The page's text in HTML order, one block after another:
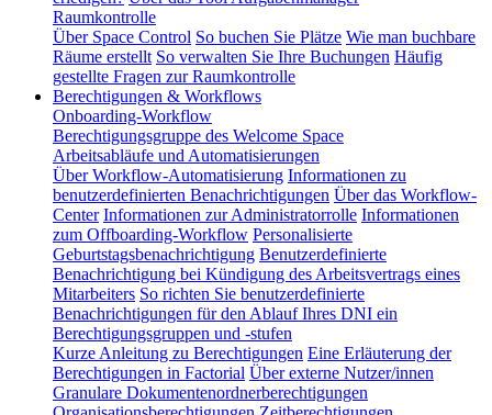
Raumkontrolle
Über Space Control So buchen Sie Plätze Wie man buchbare
Räume erstellt So verwalten Sie Ihre Buchungen Häufig
gestellte Fragen zur Raumkontrolle
Berechtigungen & Workflows
Onboarding-Workflow
Berechtigungsgruppe des Welcome Space
Arbeitsabläufe und Automatisierungen
Über Workflow-Automatisierung Informationen zu
benutzerdefinierten Benachrichtigungen Über das Workflow-
Center Informationen zur Administratorrolle Informationen
zum Offboarding-Workflow Personalisierte
Geburtstagsbenachrichtigung Benutzerdefinierte
Benachrichtigung bei Kündigung des Arbeitsvertrags eines
Mitarbeiters So richten Sie benutzerdefinierte
Benachrichtigungen für den Ablauf Ihres DNI ein
Berechtigungsgruppen und -stufen
Kurze Anleitung zu Berechtigungen Eine Erläuterung der
Berechtigungen in Factorial Über externe Nutzer/innen
Granulare Dokumentenordnerberechtigungen